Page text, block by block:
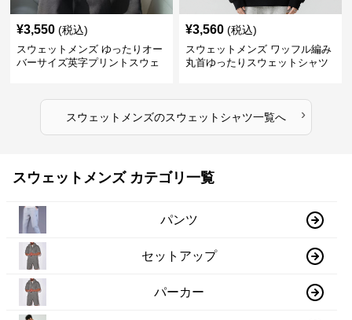
¥3,550 (税込)
スウェットメンズ ゆったりオー
バーサイズ英字プリントスウェ
¥3,560 (税込)
スウェットメンズ ワッフル編み
丸首ゆったりスウェットシャツ
スウェットメンズのスウェットシャツ一覧へ ›
スウェットメンズ カテゴリ一覧
パンツ
セットアップ
パーカー